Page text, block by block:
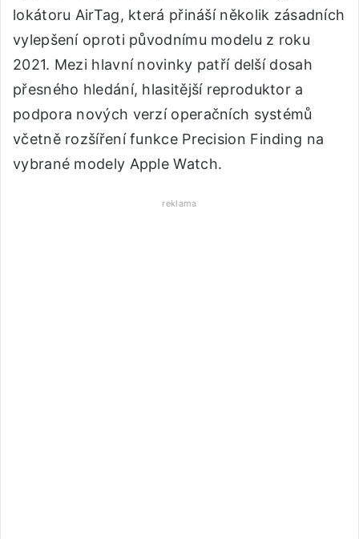
lokátoru AirTag, která přináší několik zásadních
vylepšení oproti původnímu modelu z roku
2021. Mezi hlavní novinky patří delší dosah
přesného hledání, hlasitější reproduktor a
podpora nových verzí operačních systémů
včetně rozšíření funkce Precision Finding na
vybrané modely Apple Watch.
reklama